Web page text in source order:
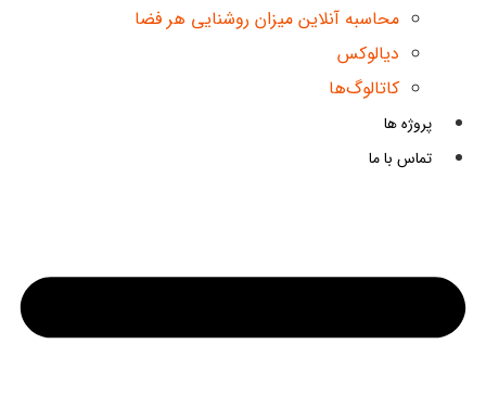
محاسبه آنلاین میزان روشنایی هر فضا
دیالوکس
کاتالوگ‌ها
پروژه ها
تماس با ما